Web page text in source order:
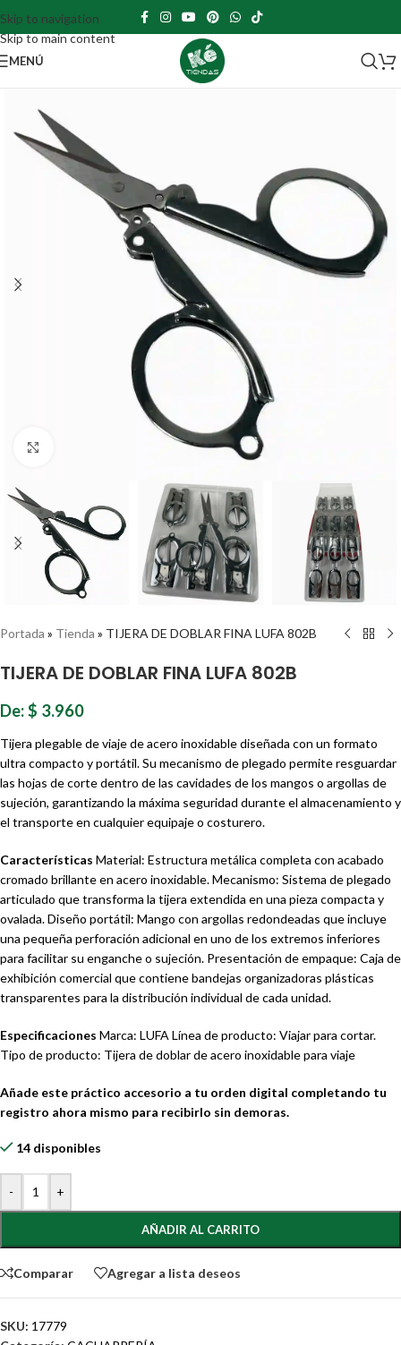
Skip to navigation
Skip to main content
MENÚ
Portada » Tienda » TIJERA DE DOBLAR FINA LUFA 802B
TIJERA DE DOBLAR FINA LUFA 802B
De:$ 3.960
Tijera plegable de viaje de acero inoxidable diseñada con un formato
ultra compacto y portátil. Su mecanismo de plegado permite resguardar
las hojas de corte dentro de las cavidades de los mangos o argollas de
sujeción, garantizando la máxima seguridad durante el almacenamiento y
el transporte en cualquier equipaje o costurero.
Características Material: Estructura metálica completa con acabado
cromado brillante en acero inoxidable. Mecanismo: Sistema de plegado
articulado que transforma la tijera extendida en una pieza compacta y
ovalada. Diseño portátil: Mango con argollas redondeadas que incluye
una pequeña perforación adicional en uno de los extremos inferiores
para facilitar su enganche o sujeción. Presentación de empaque: Caja de
exhibición comercial que contiene bandejas organizadoras plásticas
transparentes para la distribución individual de cada unidad.
Especificaciones Marca: LUFA Línea de producto: Viajar para cortar.
Tipo de producto: Tijera de doblar de acero inoxidable para viaje
Añade este práctico accesorio a tu orden digital completando tu
registro ahora mismo para recibirlo sin demoras.
14 disponibles
- +
AÑADIR AL CARRITO
Comparar Agregar a lista deseos
SKU: 17779